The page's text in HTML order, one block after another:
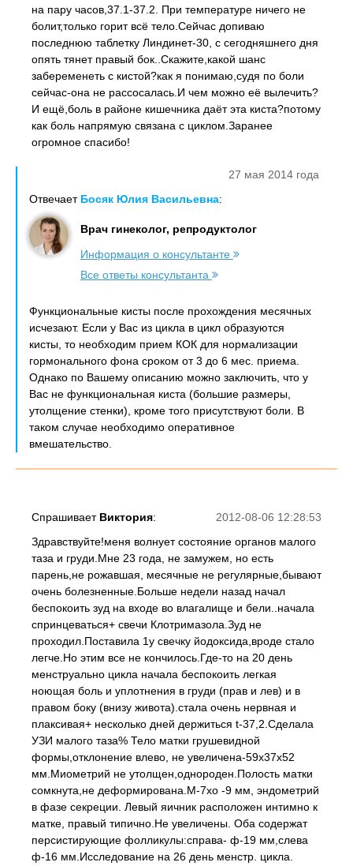
на пару часов,37.1-37.2. При температуре ничего не
болит,только горит всё тело.Сейчас допиваю
последнюю таблетку Линдинет-30, с сегодняшнего дня
опять тянет правый бок..Скажите,какой шанс
забеременеть с кистой?как я понимаю,судя по боли
сейчас-она не рассосалась.И чем можно её вылечить?
И ещё,боль в районе кишечника даёт эта киста?потому
как боль напрямую связана с циклом.Заранее
огромное спасибо!
27 мая 2014 года
Отвечает Босяк Юлия Васильевна:
Врач гинеколог, репродуктолог
Информация о консультанте
Все ответы консультанта
Функциональные кисты после прохождения месячных
исчезают. Если у Вас из цикла в цикл образуются
кисты, то необходим прием КОК для нормализации
гормонального фона сроком от 3 до 6 мес. приема.
Однако по Вашему описанию можно заключить, что у
Вас не функциональная киста (большие размеры,
утолщение стенки), кроме того присутствуют боли. В
таком случае необходимо оперативное
вмешательство.
2012-08-06 12:28:53
Спрашивает Виктория:
Здравствуйте!меня волнует состояние органов малого
таза и груди.Мне 23 года, не замужем, но есть
парень,не рожавшая, месячные не регулярные,бывают
очень болезненные.Больше недели назад начал
беспокоить зуд на входе во влагалище и бели..начала
спринцеваться+ свечи Клотримазола.Зуд не
проходил.Поставила 1у свечку йодоксида,вроде стало
легче.Но этим все не кончилось.Где-то на 20 день
менструально цикла начала беспокоить легкая
ноющая боль и уплотнения в груди (прав и лев) и в
правом боку (внизу живота).стала очень нервная и
плаксивая+ несколько дней держиться t-37,2.Сделала
УЗИ малого таза% Тело матки грушевидной
формы,отклонение влево, не увеличена-59х37х52
мм.Миометрий не утолщен,однороден.Полость матки
сомкнута,не деформирована.М-7хо -9 мм, эндометрий
в фазе секреции. Левый яичник расположен интимно к
матке, правый типично.Не увеличены. Оба содержат
персистирующие фолликулы:справа- ф-19 мм,слева
ф-16 мм.Исследование на 26 день менстр. цикла.